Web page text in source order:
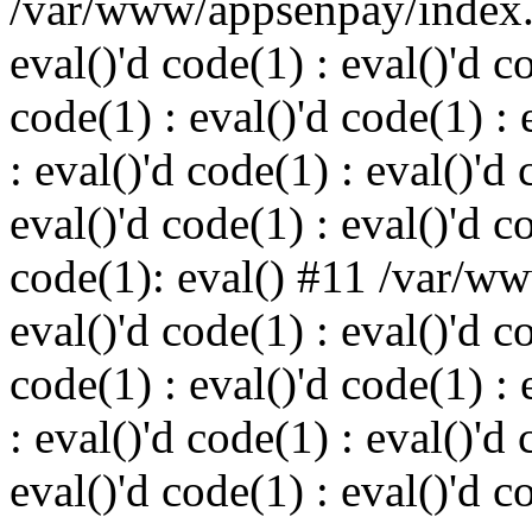
eval()'d code(1) : eval()'d
code(1) : eval()'d code(1) :
: eval()'d code(1) : eval()'d
eval()'d code(1) : eval()'d
code(1): eval() #11 /var/
eval()'d code(1) : eval()'d
code(1) : eval()'d code(1) :
: eval()'d code(1) : eval()'d
eval()'d code(1) : eval()'d